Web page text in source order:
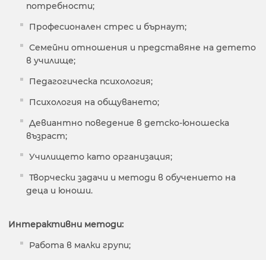
потребности;
Професионален стрес и бърнаут;
Семейни отношения и представяне на детето
в училище;
Педагогическа психология;
Психология на общуването;
Девиантно поведение в детско-юношеска
възраст;
Училището като организация;
Творчески задачи и методи в обучението на
деца и юноши.
Интерактивни методи:
Работа в малки групи;